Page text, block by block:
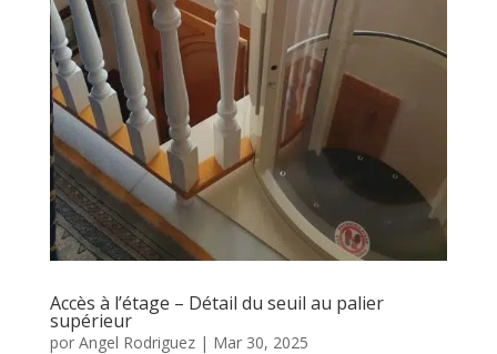
Accès à l’étage – Détail du seuil au palier
supérieur
por Angel Rodriguez| Mar 30, 2025